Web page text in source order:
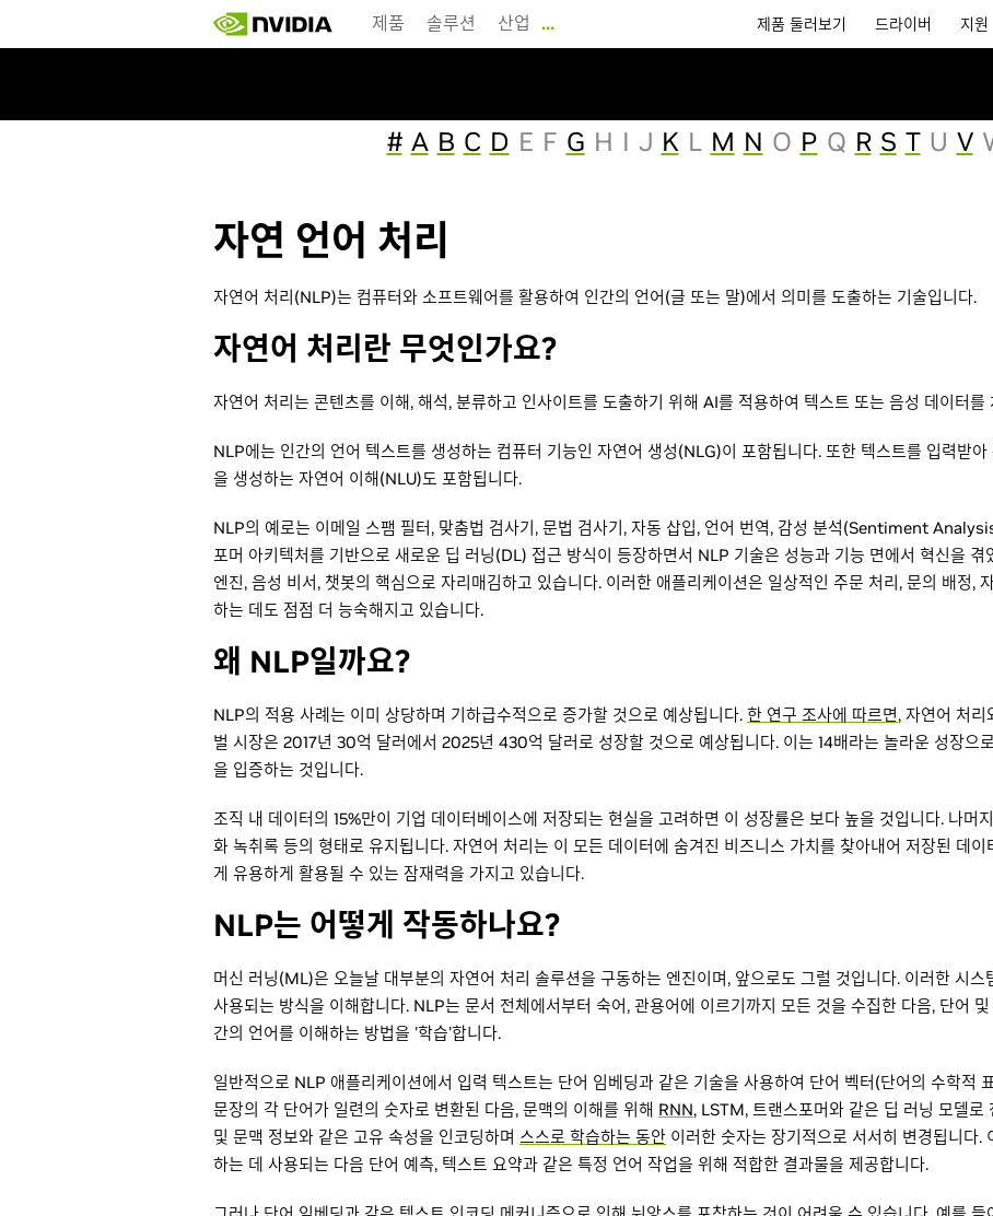
main
제품 솔루션 산업 … 제품 둘러보기 드라이버 지원
# A B C D E F G H I J K L M N O P Q R S T U V
자연 언어 처리
자연어 처리(NLP)는 컴퓨터와 소프트웨어를 활용하여 인간의 언어(글 또는 말)에서 의미를 도출하는 기술입니다.
자연어 처리란 무엇인가요?
자연어 처리는 콘텐츠를 이해, 해석, 분류하고 인사이트를 도출하기 위해 AI를 적용하여 텍스트 또는 음성 데이터를
NLP에는 인간의 언어 텍스트를 생성하는 컴퓨터 기능인 자연어 생성(NLG)이 포함됩니다. 또한 텍스트를 입력받
을 생성하는 자연어 이해(NLU)도 포함됩니다.
NLP의 예로는 이메일 스팸 필터, 맞춤법 검사기, 문법 검사기, 자동 삽입, 언어 번역, 감성 분석(Sentiment
포머 아키텍처를 기반으로 새로운 딥 러닝(DL) 접근 방식이 등장하면서 NLP 기술은 성능과 기능 면에서 혁신을
엔진, 음성 비서, 챗봇의 핵심으로 자리매김하고 있습니다. 이러한 애플리케이션은 일상적인 주문 처리, 문의 배정,
하는 데도 점점 더 능숙해지고 있습니다.
왜 NLP일까요?
NLP의 적용 사례는 이미 상당하며 기하급수적으로 증가할 것으로 예상됩니다. 한 연구 조사에 따르면, 자연어 처리
벌 시장은 2017년 30억 달러에서 2025년 430억 달러로 성장할 것으로 예상됩니다. 이는 14배라는 놀라운 성장으
을 입증하는 것입니다.
조직 내 데이터의 15%만이 기업 데이터베이스에 저장되는 현실을 고려하면 이 성장률은 보다 높을 것입니다. 나머
화 녹취록 등의 형태로 유지됩니다. 자연어 처리는 이 모든 데이터에 숨겨진 비즈니스 가치를 찾아내어 저장된 데
게 유용하게 활용될 수 있는 잠재력을 가지고 있습니다.
NLP는 어떻게 작동하나요?
머신 러닝(ML)은 오늘날 대부분의 자연어 처리 솔루션을 구동하는 엔진이며, 앞으로도 그럴 것입니다. 이러한 시
사용되는 방식을 이해합니다. NLP는 문서 전체에서부터 숙어, 관용어에 이르기까지 모든 것을 수집한 다음, 단어
간의 언어를 이해하는 방법을 '학습'합니다.
일반적으로 NLP 애플리케이션에서 입력 텍스트는 단어 임베딩과 같은 기술을 사용하여 단어 벡터(단어의 수학적
문장의 각 단어가 일련의 숫자로 변환된 다음, 문맥의 이해를 위해 RNN, LSTM, 트랜스포머와 같은 딥 러닝 모델로
및 문맥 정보와 같은 고유 속성을 인코딩하며 스스로 학습하는 동안 이러한 숫자는 장기적으로 서서히 변경됩니다.
하는 데 사용되는 다음 단어 예측, 텍스트 요약과 같은 특정 언어 작업을 위해 적합한 결과물을 제공합니다.